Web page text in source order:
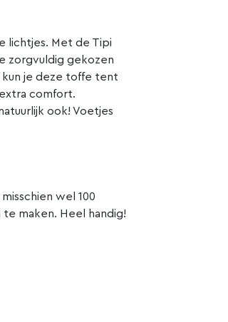
lichtjes. Met de Tipi
zorgvuldig gekozen
kun je deze toffe tent
comfort.
ook! Voetjes
wel 100
maken. Heel handig!